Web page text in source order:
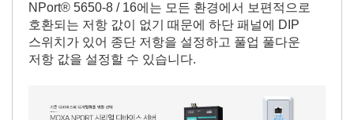
NPort® 5650-8 / 16에는 모든 환경에서 보편적으로
호환되는 저항 값이 없기 때문에 하단 패널에 DIP
스위치가 있어 종단 저항을 설정하고 풀업 풀다운
저항 값을 설정할 수 있습니다.